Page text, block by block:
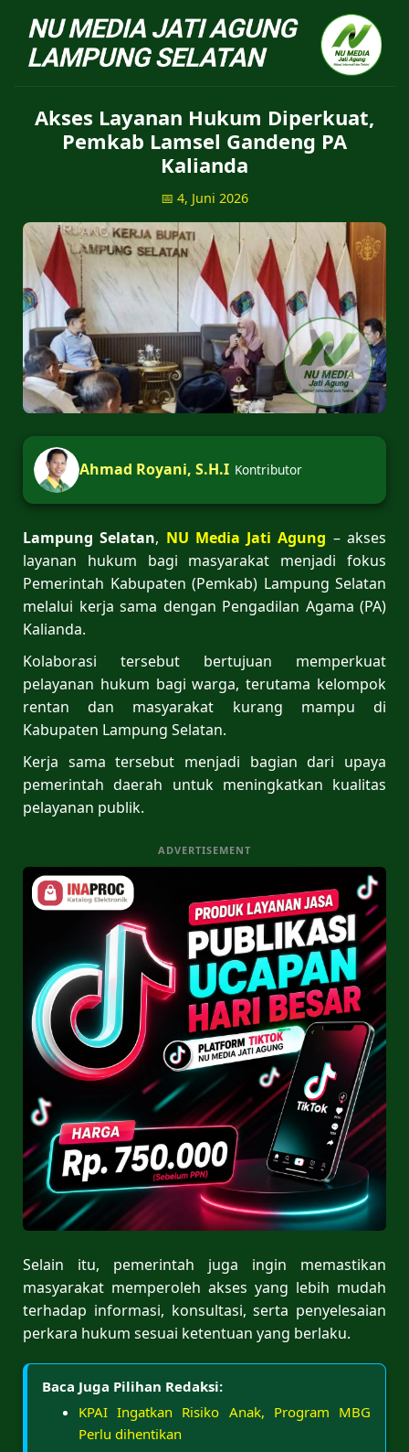
NU Jatiagung - Situs
Akses Layanan Hukum Diperkuat,
Pemkab Lamsel Gandeng PA
Kalianda
📅 4, Juni 2026
Ahmad Royani, S.H.I Kontributor
Lampung Selatan, NU Media Jati Agung – akses
layanan hukum bagi masyarakat menjadi fokus
Pemerintah Kabupaten (Pemkab) Lampung Selatan
melalui kerja sama dengan Pengadilan Agama (PA)
Kalianda.
Kolaborasi tersebut bertujuan memperkuat
pelayanan hukum bagi warga, terutama kelompok
rentan dan masyarakat kurang mampu di
Kabupaten Lampung Selatan.
Kerja sama tersebut menjadi bagian dari upaya
pemerintah daerah untuk meningkatkan kualitas
pelayanan publik.
ADVERTISEMENT
Selain itu, pemerintah juga ingin memastikan
masyarakat memperoleh akses yang lebih mudah
terhadap informasi, konsultasi, serta penyelesaian
perkara hukum sesuai ketentuan yang berlaku.
Baca Juga Pilihan Redaksi:
KPAI Ingatkan Risiko Anak, Program MBG
Perlu dihentikan